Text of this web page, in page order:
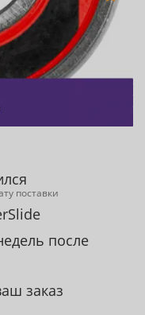
поставки
после
заказ